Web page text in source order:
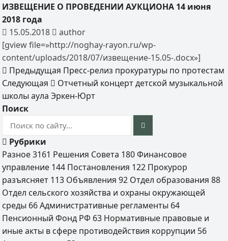
ИЗВЕЩЕНИЕ О ПРОВЕДЕНИИ АУКЦИОНА 14 июня
2018 года
15.05.2018
author
[gview file=»http://noghay-rayon.ru/wp-
content/uploads/2018/07/извещение-15.05-.docx»]
Предыдущая Пресс-релиз прокуратуры по протестам
Следующая
Отчетный концерт детской музыкальной
школы аула Эркен-Юрт
Поиск
Рубрики
Разное3161 Решения Совета 180 Финансовое
управление 144 Постановления 122 Прокурор
разъясняет 113 Объявления92 Отдел образования88
Отдел сельского хозяйства и охраны окружающей
среды 66 Административные регламенты 64
Пенсионный Фонд РФ 63 Нормативные правовые и
иные акты в сфере противодействия коррупции 56